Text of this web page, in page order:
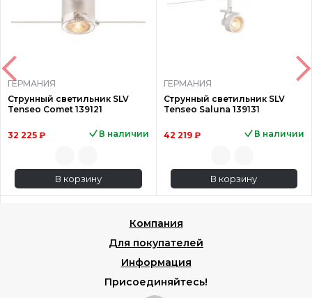
ГЕРМАНИЯ
Струнный светильник SLV
Tenseo Comet 139121
32 225 ₽ В наличии
В корзину
ГЕРМАНИЯ
Струнный светильник SLV
Tenseo Saluna 139131
42 219 ₽ В наличии
В корзину
Компания
Для покупателей
Информация
Присоединяйтесь!